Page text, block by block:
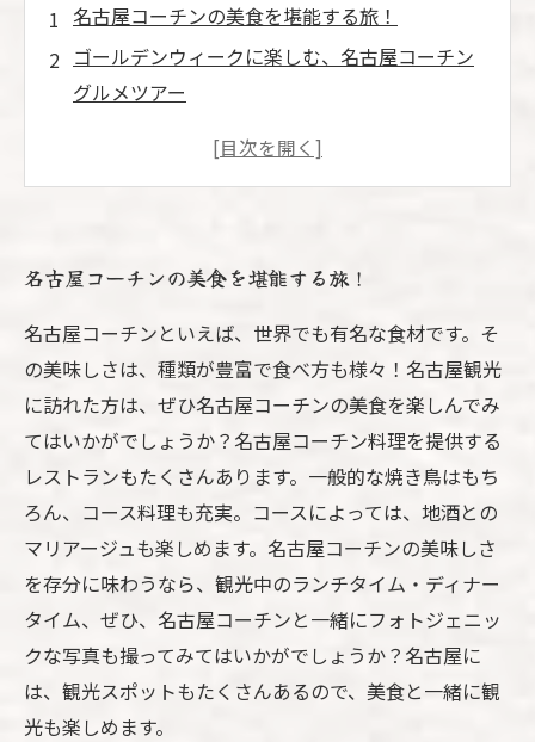
名古屋コーチンの美食を堪能する旅！
ゴールデンウィークに楽しむ、名古屋コーチン
グルメツアー
名古屋コーチン好き必見！豊富な食文化を体験
ゴールデンウィークは、極上の食体験を味わい
尽くせ！
名古屋コーチンの美食を堪能する旅！
名古屋コーチンといえば、世界でも有名な食材です。そ
の美味しさは、種類が豊富で食べ方も様々！名古屋観光
に訪れた方は、ぜひ名古屋コーチンの美食を楽しんでみ
てはいかがでしょうか？名古屋コーチン料理を提供する
レストランもたくさんあります。一般的な焼き鳥はもち
ろん、コース料理も充実。コースによっては、地酒との
マリアージュも楽しめます。名古屋コーチンの美味しさ
を存分に味わうなら、観光中のランチタイム・ディナー
タイム、ぜひ、名古屋コーチンと一緒にフォトジェニッ
クな写真も撮ってみてはいかがでしょうか？名古屋に
は、観光スポットもたくさんあるので、美食と一緒に観
光も楽しめます。